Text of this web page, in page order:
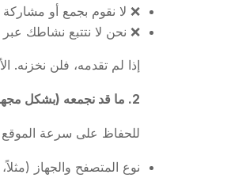
❌ لا نقوم بجمع أو
❌ نحن لا نتتبع نشاطك عبر
إذا لم تقدمه، فلن نخزنه.
2. ما قد نجمعه (بشكل مجهول)
للحفاظ على سرعة الموقع
نوع المتصفح والجهاز